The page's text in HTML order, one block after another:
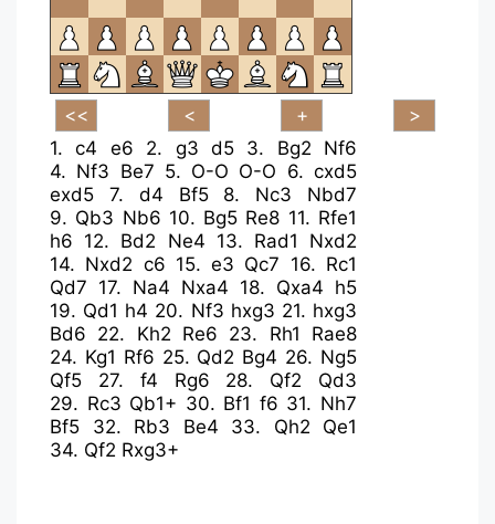
1.c4 e6 2. g3 d5 3. Bg2
Nf6
4. Nf3 Be7 5. O-O O-O 6.cxd5
exd5
7. d4 Bf5 8. Nc3
Nbd7
9. Qb3 Nb6 10. Bg5 Re8 11. Rfe1
h6 12. Bd2 Ne4 13. Rad1
Nxd2
14. Nxd2 c6 15.e3 Qc7 16. Rc1
Qd7 17. Na4 Nxa4 18. Qxa4 h5
19. Qd1 h4 20. Nf3 hxg3 21. hxg3
Bd6 22. Kh2 Re6 23. Rh1
Rae8
24. Kg1 Rf6 25. Qd2 Bg4 26. Ng5
Qf5
27. f4 Rg6 28. Qf2
Qd3
29. Rc3 Qb1+ 30. Bf1 f6 31. Nh7
Bf5
32. Rb3 Be4 33. Qh2
Qe1
34. Qf2 Rxg3+